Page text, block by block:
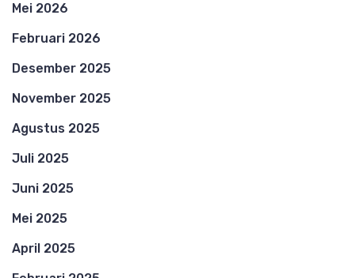
Mei 2026
Februari 2026
Desember 2025
November 2025
Agustus 2025
Juli 2025
Juni 2025
Mei 2025
April 2025